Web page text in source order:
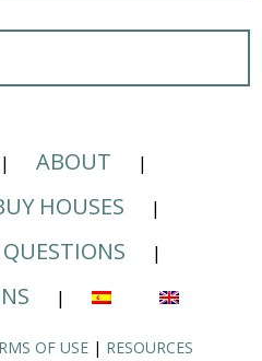
ABOUT
HOUSES
OF USE| RESOURCES